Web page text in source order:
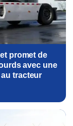
promet de
avec une
tracteur